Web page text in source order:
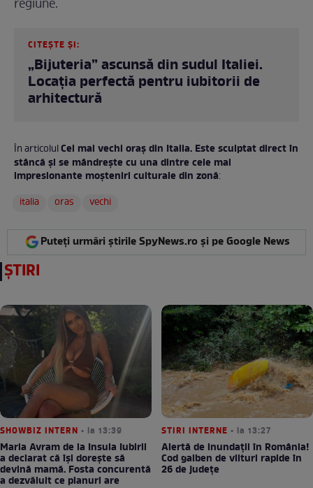
regiune.
CITEȘTE ȘI:
„Bijuteria” ascunsă din sudul Italiei.
Locația perfectă pentru iubitorii de
arhitectură
În articolulCel mai vechi oraș din Italia. Este sculptat direct în
stâncă și se mândrește cu una dintre cele mai
impresionante moșteniri culturale din zonă:
italia
oras vechi
Puteți urmări știrile SpyNews.ro și pe Google News
ȘTIRI
SHOWBIZ INTERN • la 13:39
Maria Avram de la Insula Iubirii
a declarat că își dorește să
devină mamă. Fosta concurentă
a dezvăluit ce planuri are
STIRI INTERNE • la 13:27
Alertă de inundații în România!
Cod galben de viituri rapide în
26 de județe